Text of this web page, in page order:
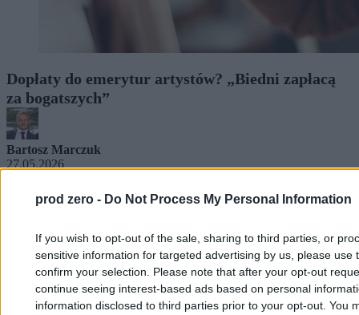
prod zero - Do Not Process My Personal Information
If you wish to opt-out of the sale, sharing to third parties, or
sensitive information for targeted advertising by us, please use
confirm your selection. Please note that after your opt-out
continue seeing interest-based ads based on personal
information disclosed to third parties prior to your opt-out. You
Dopłaty do emerytur artystów? „Biedni zapłacą
za bogatszych”
Bartosz Marczuk
27.05.2026
Kraj